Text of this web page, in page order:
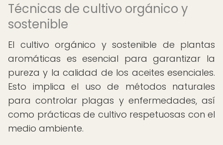
Técnicas de cultivo orgánico y
sostenible
El cultivo orgánico y sostenible de plantas
aromáticas es esencial para garantizar la
pureza y la calidad de los aceites esenciales.
Esto implica el uso de métodos naturales
para controlar plagas y enfermedades, así
como prácticas de cultivo respetuosas con el
medio ambiente.